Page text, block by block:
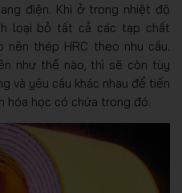
điện. Khi ở trong nhiệt độ
loại bỏ tất cả các tạp chất
thép HRC theo nhu cầu.
như thế nào, thì sẽ còn tùy
và yêu cầu khác nhau để tiến
hóa học có chứa trong đó.